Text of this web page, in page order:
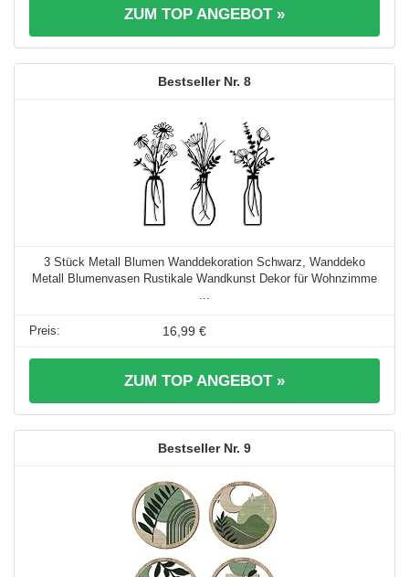
ZUM TOP ANGEBOT »
8
3 Stück Metall Blumen Wanddekoration Schwarz, Wanddeko
Metall Blumenvasen Rustikale Wandkunst Dekor für Wohnzimme
...
16,99 €
ZUM TOP ANGEBOT »
9